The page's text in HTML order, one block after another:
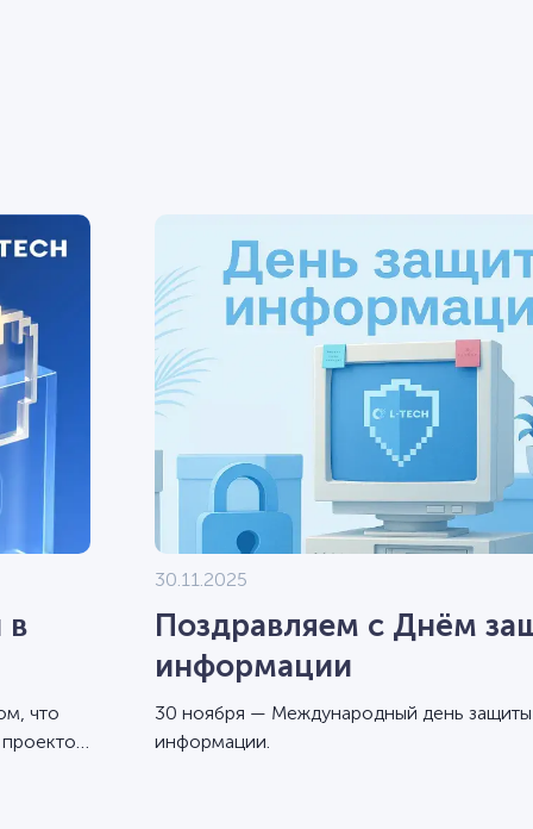
в
что
30.11.2025
Поздравляем с Днём
информации
30 ноября — Международный день защиты
информации.